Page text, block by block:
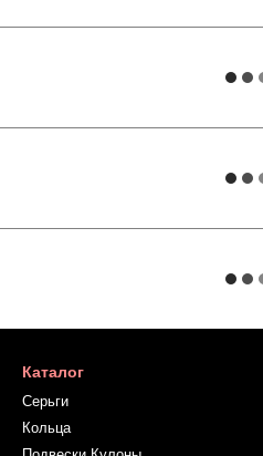
Каталог
Серьги
Кольца